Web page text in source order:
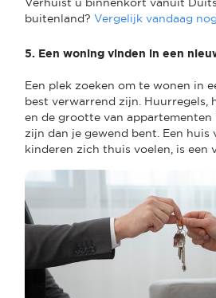
buitenland? Vergelijk vandaag
5. Een woning vinden in een
Een plek zoeken om te wonen in
best verwarrend zijn. Huurregels,
en de grootte van appartementen
zijn dan je gewend bent. Een huis
kinderen zich thuis voelen, is een